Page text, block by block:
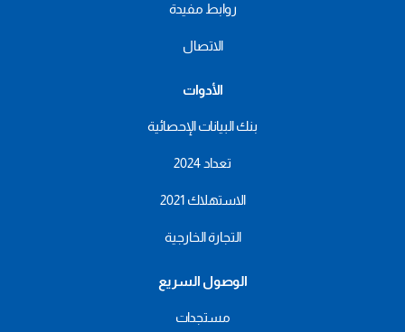
روابط مفيدة
الاتصال
الأدوات
بنك البيانات الإحصائية
تعداد 2024
الاستهلاك 2021
التجارة الخارجية
الوصول السريع
مستجدات